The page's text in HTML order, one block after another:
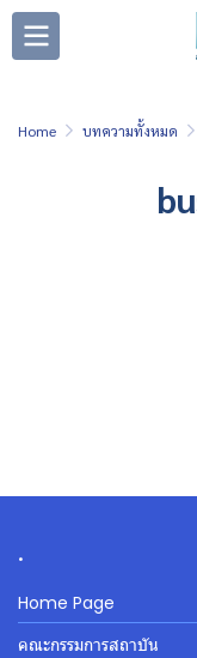
Home บทความทั้งหมด
.
Home Page
คณะกรรมการสถาบัน